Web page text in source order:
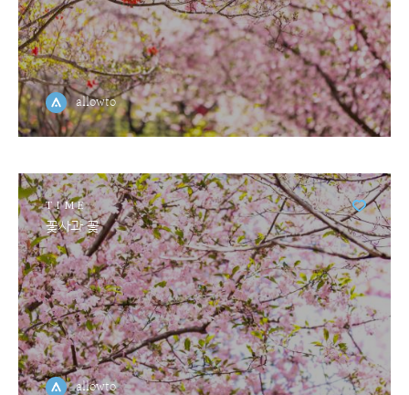
allowto
TIME
꽃사과 꽃
allowto